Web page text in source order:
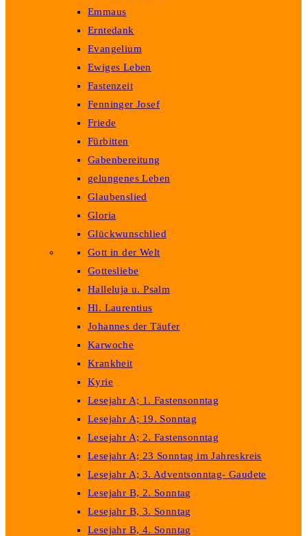
Emmaus
Erntedank
Evangelium
Ewiges Leben
Fastenzeit
Fenninger Josef
Friede
Fürbitten
Gabenbereitung
gelungenes Leben
Glaubenslied
Gloria
Glückwunschlied
Gott in der Welt
Gottesliebe
Halleluja u. Psalm
Hl. Laurentius
Johannes der Täufer
Karwoche
Krankheit
Kyrie
Lesejahr A; 1. Fastensonntag
Lesejahr A; 19. Sonntag
Lesejahr A; 2. Fastensonntag
Lesejahr A; 23 Sonntag im Jahreskreis
Lesejahr A; 3. Adventsonntag- Gaudete
Lesejahr B, 2. Sonntag
Lesejahr B, 3. Sonntag
Lesejahr B, 4. Sonntag